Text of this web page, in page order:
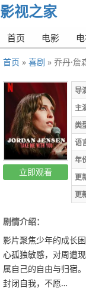
影视之家
首页 电影
首页 » 喜剧 » 乔丹·詹
立即观看
导
主
类
语
年
更
更
剧情介绍：
影片聚焦少年的成长
心孤独敏感，对周遭
属自己的自由与归宿
封闭自我，不愿…